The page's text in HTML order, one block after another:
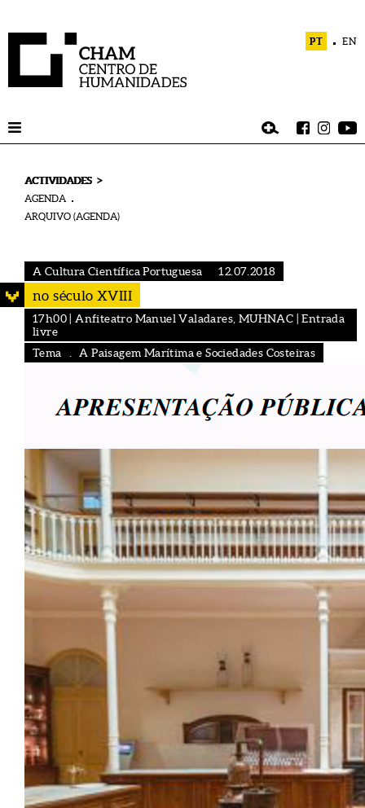
PT EN
ACTIVIDADES >
AGENDA
ARQUIVO (AGENDA)
A Cultura Científica Portuguesa 12.07.2018
no século XVIII
17h00 | Anfiteatro Manuel Valadares, MUHNAC | Entrada
livre
Tema . A Paisagem Marítima e Sociedades Costeiras